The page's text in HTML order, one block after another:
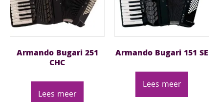
Armando Bugari 251
CHC
Lees meer
Armando Bugari 151 SE
Lees meer